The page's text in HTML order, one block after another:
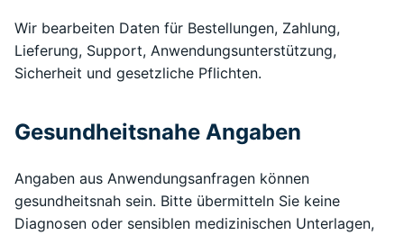
Wir bearbeiten Daten für Bestellungen, Zahlung,
Lieferung, Support, Anwendungsunterstützung,
Sicherheit und gesetzliche Pflichten.
Gesundheitsnahe Angaben
Angaben aus Anwendungsanfragen können
gesundheitsnah sein. Bitte übermitteln Sie keine
Diagnosen oder sensiblen medizinischen Unterlagen,